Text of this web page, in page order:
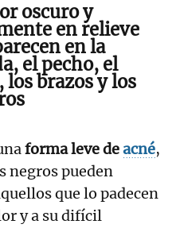
oscuro y
en relieve
en la
el pecho, el
los brazos y los
forma leve deacné,
negros pueden
que lo padecen
y a su difícil